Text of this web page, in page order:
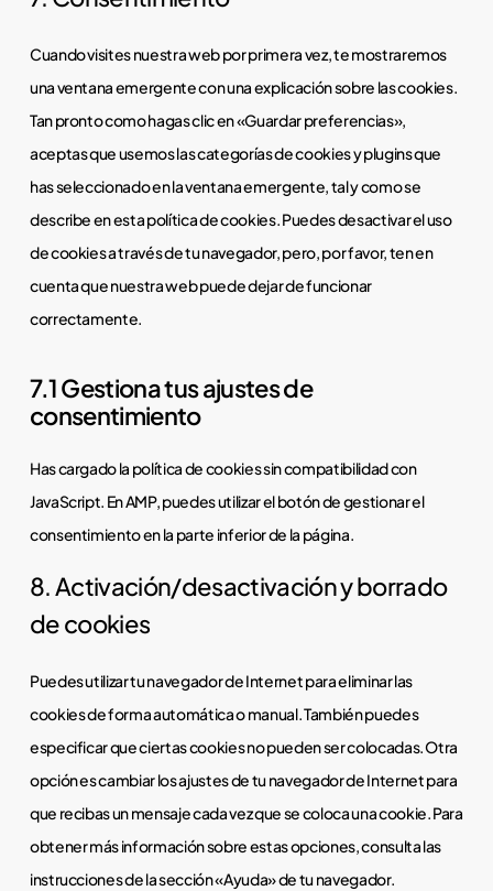
Cuando visites nuestra web por primera vez, te mostraremos
una ventana emergente con una explicación sobre las cookies.
Tan pronto como hagas clic en «Guardar preferencias»,
aceptas que usemos las categorías de cookies y plugins que
has seleccionado en la ventana emergente, tal y como se
describe en esta política de cookies. Puedes desactivar el uso
de cookies a través de tu navegador, pero, por favor, ten en
cuenta que nuestra web puede dejar de funcionar
correctamente.
7.1 Gestiona tus ajustes de
consentimiento
Has cargado la política de cookies sin compatibilidad con
JavaScript. En AMP, puedes utilizar el botón de gestionar el
consentimiento en la parte inferior de la página.
8. Activación/desactivación y borrado
de cookies
Puedes utilizar tu navegador de Internet para eliminar las
cookies de forma automática o manual. También puedes
especificar que ciertas cookies no pueden ser colocadas. Otra
opción es cambiar los ajustes de tu navegador de Internet para
que recibas un mensaje cada vez que se coloca una cookie. Para
obtener más información sobre estas opciones, consulta las
instrucciones de la sección «Ayuda» de tu navegador.